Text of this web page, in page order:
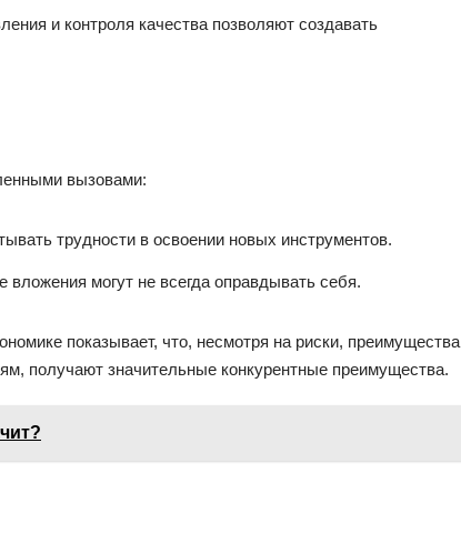
и контроля качества позволяют создавать
вызовами:
трудности в освоении новых инструментов.
вложения могут не всегда оправдывать себя.
показывает, что, несмотря на риски, преимущества
получают значительные конкурентные преимущества.